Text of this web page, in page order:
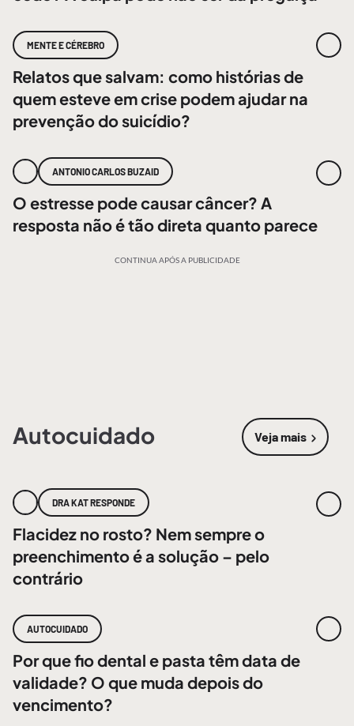
MENTE E CÉREBRO
Relatos que salvam: como histórias de
quem esteve em crise podem ajudar na
prevenção do suicídio?
ANTONIO CARLOS BUZAID
O estresse pode causar câncer? A
resposta não é tão direta quanto parece
CONTINUA APÓS A PUBLICIDADE
Autocuidado Veja mais
sobre
DRA KAT RESPONDE
Flacidez no rosto? Nem sempre o
preenchimento é a solução – pelo
contrário
AUTOCUIDADO
Por que fio dental e pasta têm data de
validade? O que muda depois do
vencimento?